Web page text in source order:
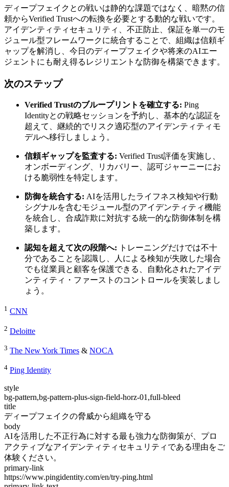
ディープフェイクとの戦いは静的な課題ではなく、暗黙の信
頼からVerified Trustへの転換を必要とする動的な戦いです。
アイデンティティセキュリティ、不正防止、保証を単一のモ
ジュール型フレームワークに統合することで、組織は信頼ギ
ャップを解消し、今日のディープフェイクや将来のAIエー
ジェントにも耐え得るレジリエントな防御を構築できます。
次のステップ
Verified Trustのブループリントを確立する: Ping
Identityとの戦略セッションを予約し、基本的な認証を
超えて、継続的でリスク適応型のアイデンティティモ
デルへ移行しましょう。
信頼ギャップを監査する: Verified Trust評価を実施し、
オンボーディング、リカバリー、認可ジャーニーにお
ける脆弱性を特定します。
防御を統合する: AIを活用したライフネス検知や行動
シグナルを含むモジュール型のアイデンティティ機能
を統合し、合成詐欺に対抗する統一的な防御体制を構
築します。
認知を超えて次の段階へ: トレーニングだけでは不十
分であることを認識し、人による検知が失敗した場合
でも従業員と顧客を保護できる、自動化されたアイデ
ンティティ・ファーストのコントロールを実装しまし
ょう。
1 CNN
2 Deloitte
3 The New York Times & NOCA
4 Ping Identity
style
bg-pattern,bg-pattern-plus-sign-field-horz-01,full-bleed
title
ディープフェイクの脅威から組織を守る
body
AIを活用した不正行為に対する最も強力な防御策が、プロ
アクティブなアイデンティティセキュリティである理由をご
体験ください。
primary-link
https://www.pingidentity.com/en/try-ping.html